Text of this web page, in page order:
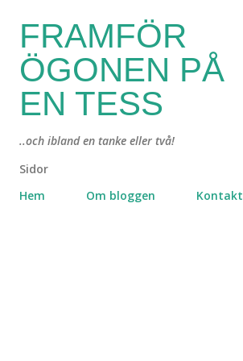
Fortsätt till huvudinnehåll
FRAMFÖR
ÖGONEN PÅ
EN TESS
..och ibland en tanke eller två!
Sidor
Hem
Om bloggen Kontakt